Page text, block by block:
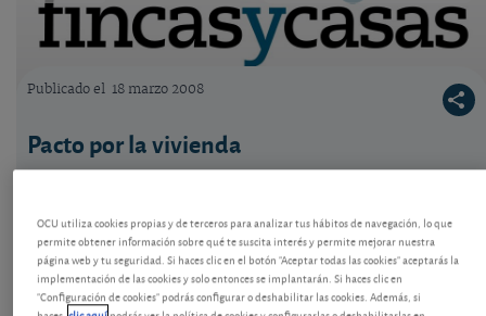
Publicado el 18 marzo 2008
Pacto por la vivienda
los niveles. ¿Seremos capaces?
OCU utiliza cookies propias y de terceros para analizar tus hábitos de navegación, lo que
permite obtener información sobre qué te suscita interés y permite mejorar nuestra
página web y tu seguridad. Si haces clic en el botón "Aceptar todas las cookies" aceptarás la
implementación de las cookies y solo entonces se implantarán. Si haces clic en
"Configuración de cookies" podrás configurar o deshabilitar las cookies. Además, si